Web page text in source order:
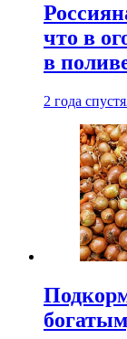
что в
в
2 года спустя